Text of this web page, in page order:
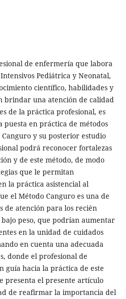
de enfermería que labora
Pediátrica y Neonatal,
científico, habilidades y
brindar una atención de calidad
de la práctica profesional, es
puesta en práctica de métodos
y su posterior estudio
podrá reconocer fortalezas
y de este método, de modo
que le permitan
la práctica asistencial al
el Método Canguro es una de
de atención para los recién
peso, que podrían aumentar
en la unidad de cuidados
en cuenta una adecuada
donde el profesional de
guía hacia la práctica de este
presenta el presente artículo
de reafirmar la importancia del